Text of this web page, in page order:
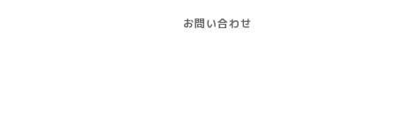
お問い合わせ